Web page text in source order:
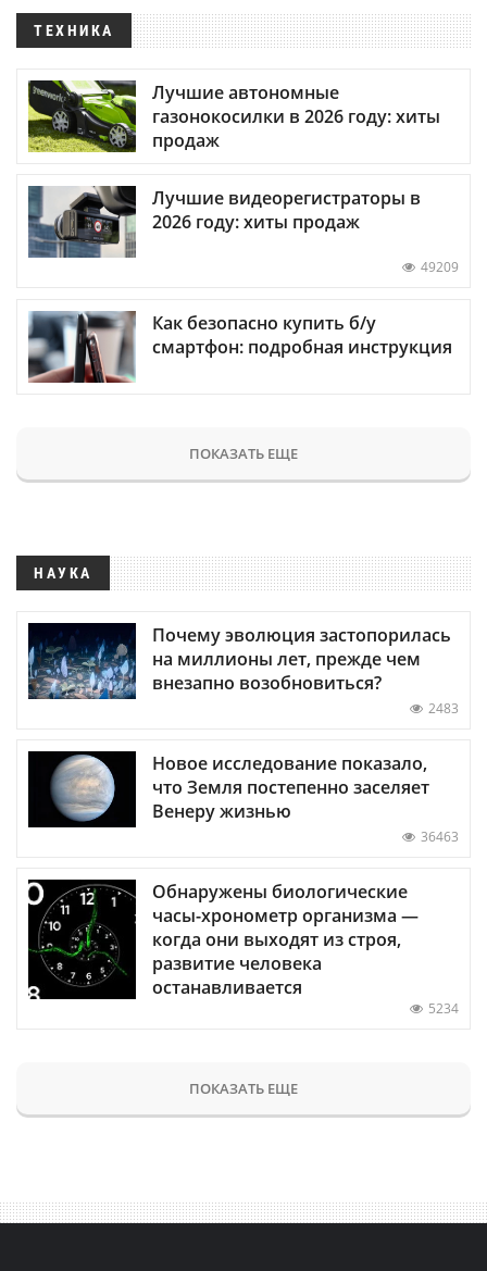
ТЕХНИКА
Лучшие автономные
газонокосилки в 2026 году: хиты
продаж
Лучшие видеорегистраторы в
2026 году: хиты продаж
49209
Как безопасно купить б/у
смартфон: подробная инструкция
ПОКАЗАТЬ ЕЩЕ
НАУКА
Почему эволюция застопорилась
на миллионы лет, прежде чем
внезапно возобновиться?
2483
Новое исследование показало,
что Земля постепенно заселяет
Венеру жизнью
36463
Обнаружены биологические
часы-хронометр организма —
когда они выходят из строя,
развитие человека
останавливается
5234
ПОКАЗАТЬ ЕЩЕ